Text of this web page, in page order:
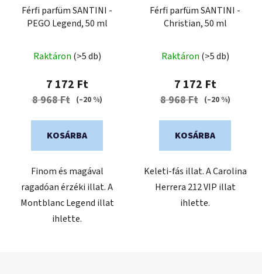
Férfi parfüm SANTINI -
PEGO Legend, 50 ml
termék
átlagos
értékelése
5,0
Raktáron (>5 db)
7 172 Ft
8 968 Ft (–20 %)
KOSÁRBA
Finom és magával
ragadóan érzéki illat. A
Montblanc Legend illat
ihlette.
Férfi parfüm SANTINI -
Christian, 50 ml
termék
átlagos
értékelése
5,0
Raktáron (>5 db)
7 172 Ft
8 968 Ft (–20 %)
KOSÁRBA
Keleti-fás illat. A Carolina
Herrera 212 VIP illat
ihlette.